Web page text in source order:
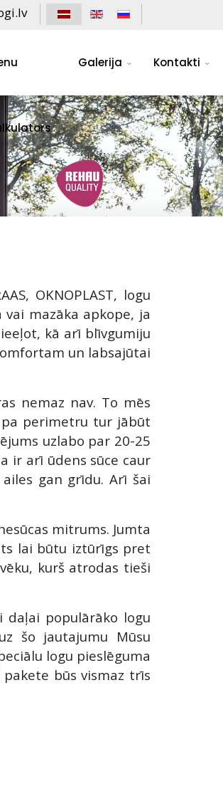
Galerija Kontakti
OKNOPLAST, logu
mazāka apkope, ja
kā arī blīvgumiju
un labsajūtai
nemaz nav. To mēs
pa perimetru tur jābūt
uzlabo par 20-25
ir arī ūdens sūce caur
gan grīdu. Arī šai
mitrums. Jumta
lai būtu iztūrīgs pret
kurš atrodas tieši
daļai populārāko logu
šo jautajumu Mūsu
logu pieslēguma
būs vismaz trīs